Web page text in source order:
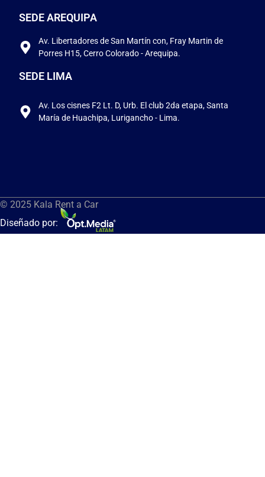
SEDE AREQUIPA
Av. Libertadores de San Martín con, Fray Martin de
Porres H15, Cerro Colorado - Arequipa.
SEDE LIMA
Av. Los cisnes F2 Lt. D, Urb. El club 2da etapa, Santa
María de Huachipa, Lurigancho - Lima.
© 2025 Kala Rent a Car
Diseñado por: